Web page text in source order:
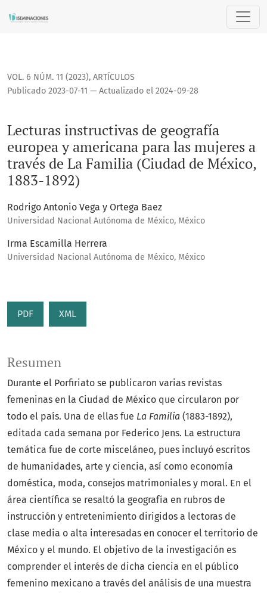
Lecturas instructivas de geografía europea y americana
VOL. 6 NÚM. 11 (2023), ARTÍCULOS
Lecturas instructivas de geografía
europea y americana para las mujeres a
través de La Familia (Ciudad de México,
1883-1892)
Publicado 2023-07-11 — Actualizado el 2024-09-28
Rodrigo Antonio Vega y Ortega Baez
Universidad Nacional Autónoma de México, México
Irma Escamilla Herrera
Universidad Nacional Autónoma de México, México
PDF XML
Resumen
Durante el Porfiriato se publicaron varias revistas
femeninas en la Ciudad de México que circularon por
todo el país. Una de ellas fue La Familia (1883-1892),
editada cada semana por Federico Jens. La estructura
temática fue de corte misceláneo, pues incluyó escritos
de humanidades, arte y ciencia, así como economía
doméstica, moda, consejos matrimoniales y moral. En el
área científica se resaltó la geografía en rubros de
instrucción y entretenimiento dirigidos a lectoras de
clase media o alta interesadas en conocer el territorio de
México y el mundo. El objetivo de la investigación es
comprender el interés de dicha ciencia en el público
femenino mexicano a través del análisis de una muestra